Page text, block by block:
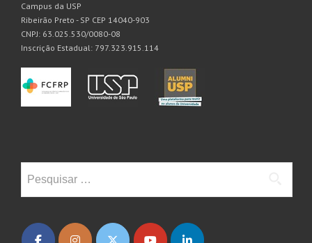
Campus da USP
Ribeirão Preto - SP CEP 14040-903
CNPJ: 63.025.530/0080-08
Inscrição Estadual: 797.323.915.114
por: